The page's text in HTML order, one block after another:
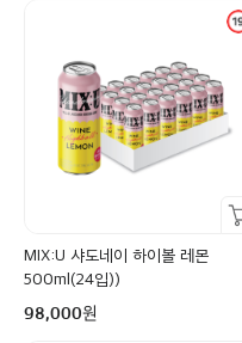
MIX:U 샤도네이 하이볼 레몬
500ml(24입))
98,000원